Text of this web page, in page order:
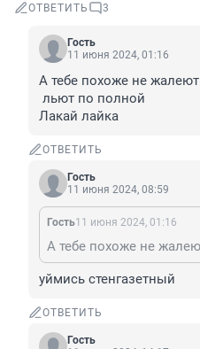
ОТВЕТИТЬ 3
Гость
11 июня 2024, 01:16
А тебе похоже не жалеют
льют по полной
Лакай лайка
ОТВЕТИТЬ
Гость
11 июня 2024, 08:59
Гость11 июня 2024, 01:16
уймись стенгазетный
ОТВЕТИТЬ
Гость